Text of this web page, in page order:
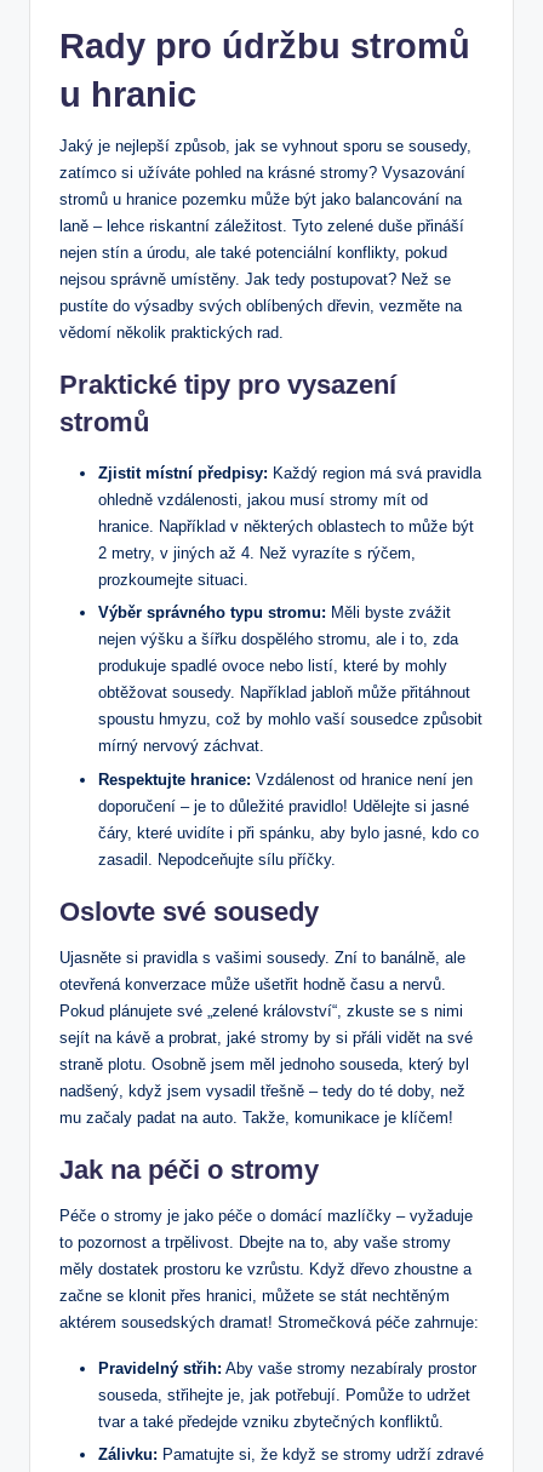
Rady pro údržbu stromů
u hranic
Jaký je nejlepší způsob, jak se vyhnout sporu se sousedy,
zatímco si užíváte pohled na krásné stromy? Vysazování
stromů u hranice pozemku může být jako balancování na
laně – lehce riskantní záležitost. Tyto zelené duše přináší
nejen stín a úrodu, ale také potenciální konflikty, pokud
nejsou správně umístěny. Jak tedy postupovat? Než se
pustíte do výsadby svých oblíbených dřevin, vezměte na
vědomí několik praktických rad.
Praktické tipy pro vysazení
stromů
Zjistit místní předpisy: Každý region má svá pravidla
ohledně vzdálenosti, jakou musí stromy mít od
hranice. Například v některých oblastech to může být
2 metry, v jiných až 4. Než vyrazíte s rýčem,
prozkoumejte situaci.
Výběr správného typu stromu: Měli byste zvážit
nejen výšku a šířku dospělého stromu, ale i to, zda
produkuje spadlé ovoce nebo listí, které by mohly
obtěžovat sousedy. Například jabloň může přitáhnout
spoustu hmyzu, což by mohlo vaší sousedce způsobit
mírný nervový záchvat.
Respektujte hranice: Vzdálenost od hranice není jen
doporučení – je to důležité pravidlo! Udělejte si jasné
čáry, které uvidíte i při spánku, aby bylo jasné, kdo co
zasadil. Nepodceňujte sílu příčky.
Oslovte své sousedy
Ujasněte si pravidla s vašimi sousedy. Zní to banálně, ale
otevřená konverzace může ušetřit hodně času a nervů.
Pokud plánujete své „zelené království“, zkuste se s nimi
sejít na kávě a probrat, jaké stromy by si přáli vidět na své
straně plotu. Osobně jsem měl jednoho souseda, který byl
nadšený, když jsem vysadil třešně – tedy do té doby, než
mu začaly padat na auto. Takže, komunikace je klíčem!
Jak na péči o stromy
Péče o stromy je jako péče o domácí mazlíčky – vyžaduje
to pozornost a trpělivost. Dbejte na to, aby vaše stromy
měly dostatek prostoru ke vzrůstu. Když dřevo zhoustne a
začne se klonit přes hranici, můžete se stát nechtěným
aktérem sousedských dramat! Stromečková péče zahrnuje:
Pravidelný střih: Aby vaše stromy nezabíraly prostor
souseda, střihejte je, jak potřebují. Pomůže to udržet
tvar a také předejde vzniku zbytečných konfliktů.
Zálivku: Pamatujte si, že když se stromy udrží zdravé